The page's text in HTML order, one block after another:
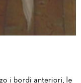
i bordi anteriori, le